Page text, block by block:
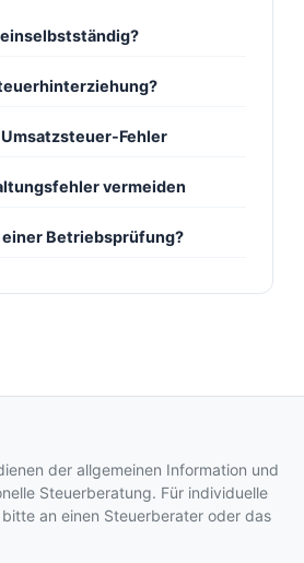
Fehler
vermeiden
einer Betriebsprüfung?
der allgemeinen Information und
Steuerberatung. Für individuelle
an einen Steuerberater oder das